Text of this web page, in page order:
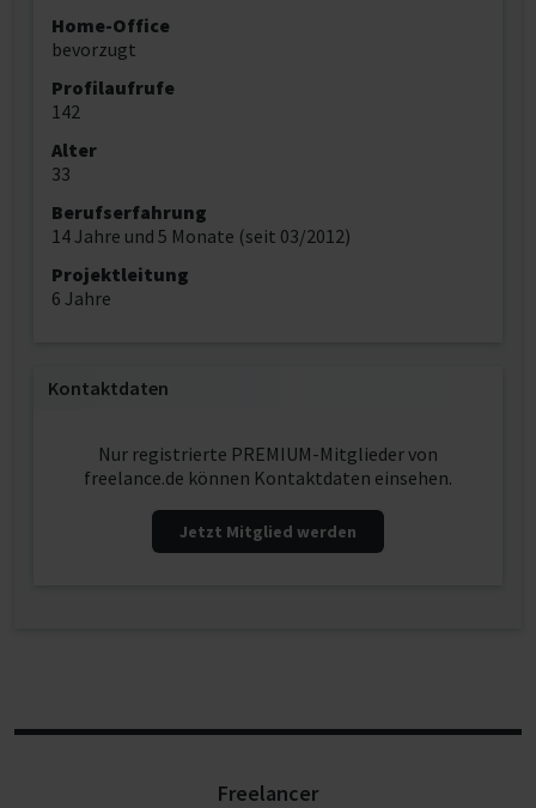
Home-Office
bevorzugt
Profilaufrufe
142
Alter
33
Berufserfahrung
14 Jahre und 5 Monate (seit 03/2012)
Projektleitung
6 Jahre
Kontaktdaten
Nur registrierte PREMIUM-Mitglieder von
freelance.de können Kontaktdaten einsehen.
Jetzt Mitglied werden
Freelancer